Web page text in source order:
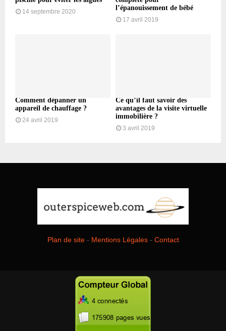
14 septembre 2020
l’épanouissement de bébé
17 avril 2019
Comment dépanner un
appareil de chauffage ?
24 avril 2019
Ce qu’il faut savoir des
avantages de la visite virtuelle
immobilière ?
3 avril 2019
Plan de site- Mentions Légales- Contact